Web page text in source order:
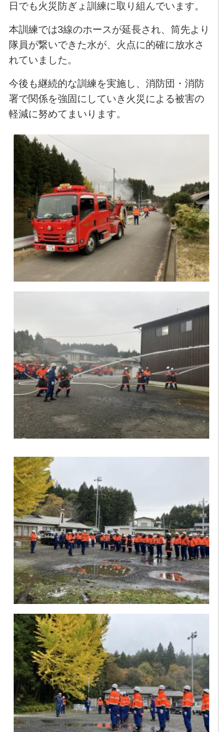
日でも火災防ぎょ訓練に取り組んでいます。
本訓練では3線のホースが延長され、筒先より
隊員が繋いできた水が、火点に的確に放水さ
れていました。
今後も継続的な訓練を実施し、消防団・消防
署で関係を強固にしていき火災による被害の
軽減に努めてまいります。